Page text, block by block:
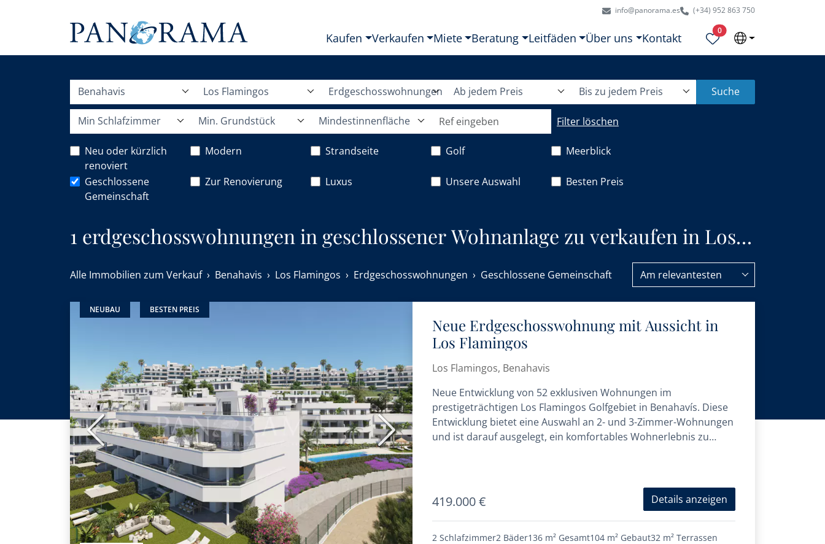
info@panorama.es (+34) 952 863 750
Kaufen Verkaufen Miete Beratung Leitfäden Über uns Kontakt
0Ausgewählte Objekte
Benahavis Los Flamingos Erdgeschosswohnungen Ab jedem Preis Bis zu jedem Preis Suche
Min Schlafzimmer Min. Grundstück Mindestinnenfläche Filter löschen
Neu oder kürzlich
renoviert
Modern Strandseite Golf Meerblick
Geschlossene
Gemeinschaft
Zur Renovierung Luxus Unsere Auswahl Besten Preis
1 erdgeschosswohnungen in geschlossener Wohnanlage zu verkaufen in Los
Alle Immobilien zum Verkauf Benahavis Los Flamingos Erdgeschosswohnungen Geschlossene Gemeinschaft Am relevantesten
NEUBAU BESTEN PREIS
Vorherige Nächste
Neue Erdgeschosswohnung mit Aussicht in
Los Flamingos
Los Flamingos, Benahavis
Neue Entwicklung von 52 exklusiven Wohnungen im
prestigeträchtigen Los Flamingos Golfgebiet in Benahavís. Diese
Entwicklung bietet eine Auswahl an 2- und 3-Zimmer-Wohnungen
und ist darauf ausgelegt, ein komfortables Wohnerlebnis zu
419.000 € Details anzeigen
2 Schlafzimmer2 Bäder136 m² Gesamt104 m² Gebaut32 m² Terrassen